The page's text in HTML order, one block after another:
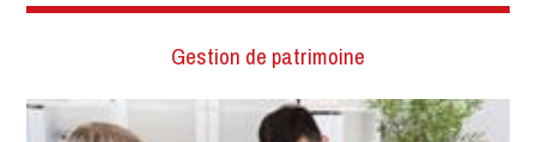
Gestion de patrimoine